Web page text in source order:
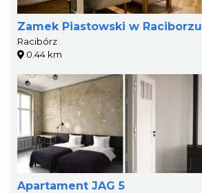
Zamek Piastowski w Raciborzu
Racibórz
0.44 km
Apartament JAG 5